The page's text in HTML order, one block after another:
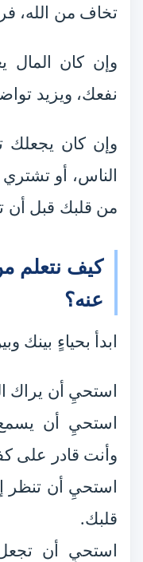
تخاف من الله،
وإن كان المال
نفعك، ويزيد
وإن كان يجعلك
الناس، أو
من قلبك قبل أن
كيف نتعلم
عنه؟
ابدأ بحياءٍ بينك
استحيِ أن يراك
استحيِ أن
وأنت قادر على
استحيِ أن تنظر
قلبك.
استحيِ أن